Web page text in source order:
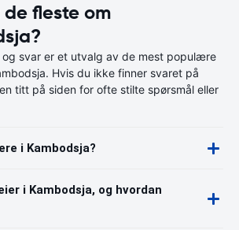
fleste om
og svar er et utvalg av de mest populære
Hvis du ikke finner svaret på
titt på siden for ofte stilte spørsmål eller
i Kambodsja?
i Kambodsja, og hvordan